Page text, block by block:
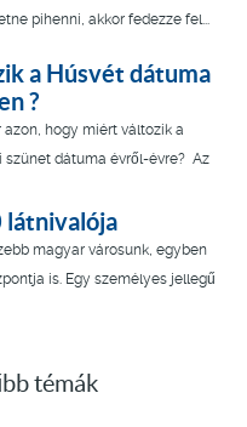
pihenni, akkor fedezze fel...
a Húsvét dátuma
?
hogy miért változik a
szünet dátuma évről-évre? Az
látnivalója
magyar városunk, egyben
is. Egy személyes jellegű
témák